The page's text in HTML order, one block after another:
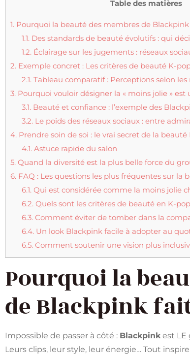
Table des matières
1. Pourquoi la beauté des membres de
1.1.Des standards de beauté évolutifs : qui
1.2.Éclairage sur les jugements : réseaux
2. Exemple concret : Les critères de beauté K-
2.1.Tableau comparatif : Perceptions selon les
3. Pourquoi vouloir désigner la « moins jolie » est
3.1.Beauté et confiance : l’exemple des
3.2.Le poids des réseaux sociaux : entre
4. Prendre soin de soi : le vrai secret de la
4.1.Astuce rapide du salon
5. Quand la diversité est la plus belle force du
6. FAQ : Les questions les plus fréquentes sur la
6.1.Qui est considérée comme la moins jolie
6.2.Quels sont les critères de beauté en K-
6.3.Comment éviter de tomber dans la
6.4.Un look Blackpink facile à adopter au
6.5.Comment soutenir une vision plus
Pourquoi la
de Blackpink
Impossible de passer à côté : Blackpinkest LE
Leurs clips, leur style, leur énergie… Tout